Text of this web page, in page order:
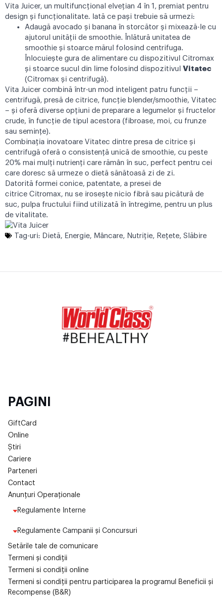
Vita Juicer, un multifuncțional elvețian 4 în 1, premiat pentru
design și funcționalitate. Iată ce pași trebuie să urmezi:
Adaugă avocado și banana în storcător și mixează-le cu
ajutorul unității de smoothie. Înlătură unitatea de
smoothie și stoarce mărul folosind centrifuga.
Înlocuiește gura de alimentare cu dispozitivul Citromax
și stoarce sucul din lime folosind dispozitivul Vitatec
(Citromax și centrifugă).
Vita Juicer combină într-un mod inteligent patru funcții –
centrifugă, presă de citrice, funcție blender/smoothie, Vitatec
– și oferă diverse opțiuni de preparare a legumelor și fructelor
crude, în funcție de tipul acestora (fibroase, moi, cu frunze
sau semințe).
Combinația inovatoare Vitatec dintre presa de citrice și
centrifugă oferă o consistență unică de smoothie, cu peste
20% mai mulți nutrienți care rămân în suc, perfect pentru cei
care doresc să urmeze o dietă sănătoasă zi de zi.
Datorită formei conice, patentate, a presei de
citrice Citromax, nu se irosește nicio fibră sau picătură de
suc, pulpa fructului fiind utilizată în întregime, pentru un plus
de vitalitate.
Tag-uri: Dietă, Energie, Mâncare, Nutriţie, Reţete, Slăbire
PAGINI
GiftCard
Online
Știri
Cariere
Parteneri
Contact
Anunțuri Operaționale
Regulamente Interne
Regulamente Campanii și Concursuri
Setările tale de comunicare
Termeni și condiții
Termeni si condiții online
Termeni si condiții pentru participarea la programul Beneficii și
Recompense (B&R)